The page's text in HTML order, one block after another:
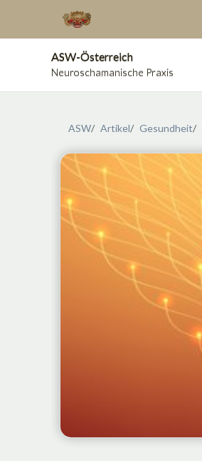
ASW-Österreich
Neuroschamanische Praxis
ASW Artikel Gesundheit